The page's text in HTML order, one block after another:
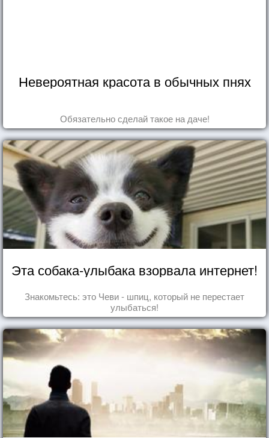
Невероятная красота в обычных пнях
Обязательно сделай такое на даче!
Эта собака-улыбака взорвала интернет!
Знакомьтесь: это Чеви - шпиц, который не перестает
улыбаться!